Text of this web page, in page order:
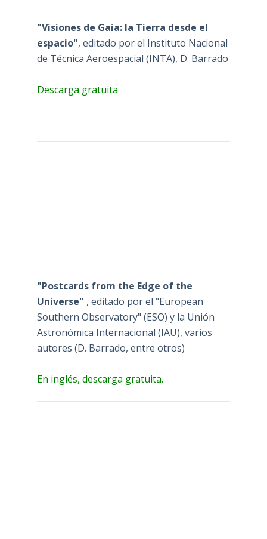
"Visiones de Gaia: la Tierra desde el
espacio", editado por el Instituto Nacional
de Técnica Aeroespacial (INTA), D. Barrado
Descarga gratuita
"Postcards from the Edge of the
Universe" , editado por el "European
Southern Observatory" (ESO) y la Unión
Astronómica Internacional (IAU), varios
autores (D. Barrado, entre otros)
En inglés, descarga gratuita.